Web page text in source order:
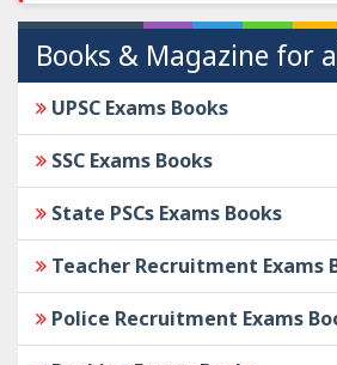
Books & Magazine for
UPSC Exams Books
SSC Exams Books
State PSCs Exams Books
Teacher Recruitment Exams
Police Recruitment Exams